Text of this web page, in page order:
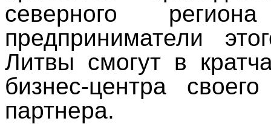
северного
предприниматели
Литвы смогут в
бизнес-центра
партнера.